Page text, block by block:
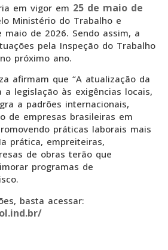
em vigor em 25 de maio de
Ministério do Trabalho e
maio de 2026. Sendo assim, a
pela Inspeção do Trabalho
próximo ano.
afirmam que “A atualização da
a legislação às exigências locais,
a padrões internacionais,
de empresas brasileiras em
práticas laborais mais
prática, empreiteiras,
de obras terão que
programas de
basta acessar: